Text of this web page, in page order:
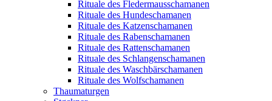
Rituale des Fledermausschamanen
Rituale des Hundeschamanen
Rituale des Katzenschamanen
Rituale des Rabenschamanen
Rituale des Rattenschamanen
Rituale des Schlangenschamanen
Rituale des Waschbärschamanen
Rituale des Wolfschamanen
Thaumaturgen